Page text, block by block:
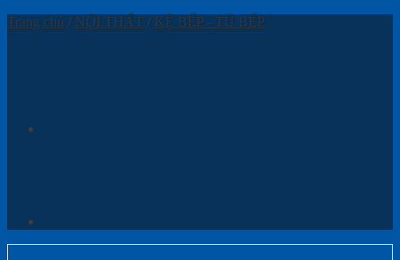
Trang chủ / NỘI THẤT / KỆ BẾP - TỦ BẾP